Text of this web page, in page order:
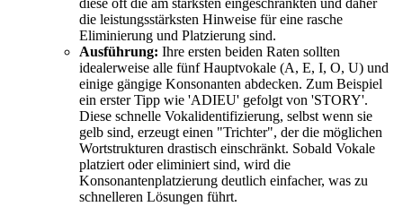
die leistungsstärksten Hinweise für eine rasche
Eliminierung und Platzierung sind.
Ausführung: Ihre ersten beiden Raten sollten
idealerweise alle fünf Hauptvokale (A, E, I, O, U) und
einige gängige Konsonanten abdecken. Zum Beispiel
ein erster Tipp wie 'ADIEU' gefolgt von 'STORY'.
Diese schnelle Vokalidentifizierung, selbst wenn sie
gelb sind, erzeugt einen "Trichter", der die möglichen
Wortstrukturen drastisch einschränkt. Sobald Vokale
platziert oder eliminiert sind, wird die
Konsonantenplatzierung deutlich einfacher, was zu
schnelleren Lösungen führt.